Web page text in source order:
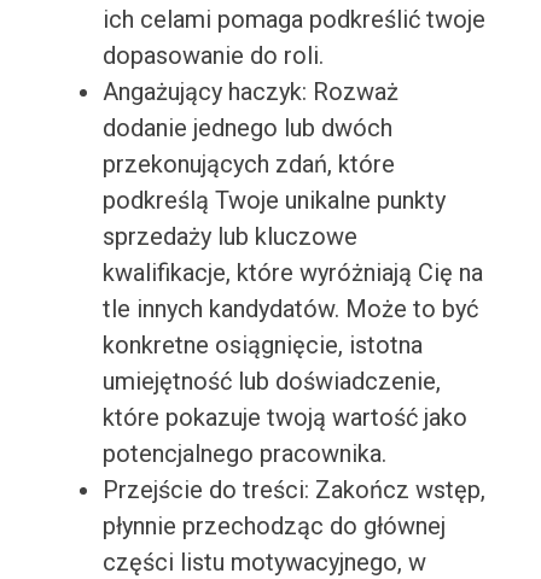
ich celami pomaga podkreślić twoje
dopasowanie do roli.
Angażujący haczyk: Rozważ
dodanie jednego lub dwóch
przekonujących zdań, które
podkreślą Twoje unikalne punkty
sprzedaży lub kluczowe
kwalifikacje, które wyróżniają Cię na
tle innych kandydatów. Może to być
konkretne osiągnięcie, istotna
umiejętność lub doświadczenie,
które pokazuje twoją wartość jako
potencjalnego pracownika.
Przejście do treści: Zakończ wstęp,
płynnie przechodząc do głównej
części listu motywacyjnego, w